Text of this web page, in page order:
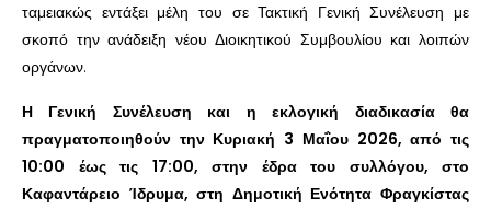
ταμειακώς εντάξει μέλη του σε Τακτική Γενική Συνέλευση με
σκοπό την ανάδειξη νέου Διοικητικού Συμβουλίου και λοιπών
οργάνων.
Η Γενική Συνέλευση και η εκλογική διαδικασία θα
πραγματοποιηθούν την Κυριακή 3 Μαΐου 2026, από τις
10:00 έως τις 17:00, στην έδρα του συλλόγου, στο
Καφαντάρειο Ίδρυμα, στη Δημοτική Ενότητα Φραγκίστας